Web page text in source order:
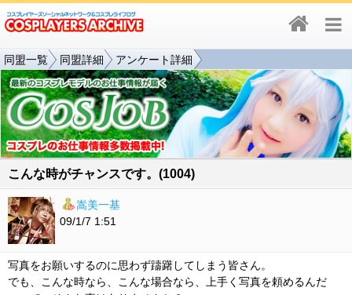
同盟一覧 同盟詳細 アンケート詳細
こんな時がチャンスです。(1004)
嵩美一基
09/1/7 1:51
写真をお願いするのに思わず躊躇してしまう皆さん。
でも、こんな時なら、こんな場合なら、上手く写真を頼めるんだ